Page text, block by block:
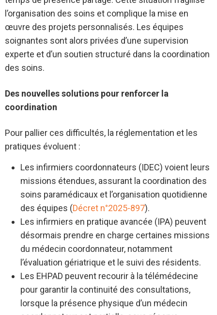
l’organisation des soins et complique la mise en
œuvre des projets personnalisés. Les équipes
soignantes sont alors privées d’une supervision
experte et d’un soutien structuré dans la coordination
des soins.
Des nouvelles solutions pour renforcer la
coordination
Pour pallier ces difficultés, la réglementation et les
pratiques évoluent :
Les infirmiers coordonnateurs (IDEC) voient leurs
missions étendues, assurant la coordination des
soins paramédicaux et l’organisation quotidienne
des équipes (Décret n°2025-897).
Les infirmiers en pratique avancée (IPA) peuvent
désormais prendre en charge certaines missions
du médecin coordonnateur, notamment
l’évaluation gériatrique et le suivi des résidents.
Les EHPAD peuvent recourir à la télémédecine
pour garantir la continuité des consultations,
lorsque la présence physique d’un médecin